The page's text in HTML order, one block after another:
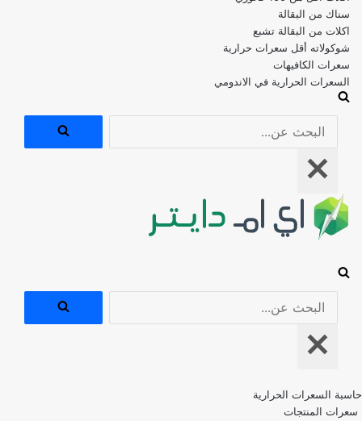
اكلات من البقالة تشبع
شوكولاته أقل سعرات حرارية
سعرات الكافيهات
السعرات الحرارية في الاندومي
قائمة
قائمة
التنقل
حاسبة السعرات الحرارية
سعرات المنتجات